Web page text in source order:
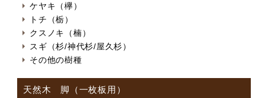
ケヤキ（欅）
トチ（栃）
クスノキ（楠）
スギ（杉/神代杉/屋久杉）
その他の樹種
天然木 脚（一枚板用）